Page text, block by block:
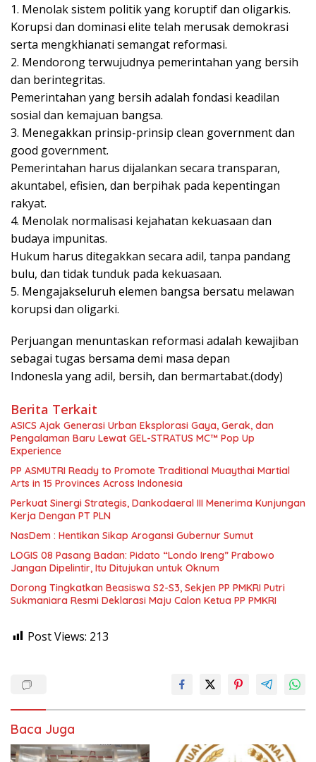
1. Menolak sistem politik yang koruptif dan oligarkis.
Korupsi dan dominasi elite telah merusak demokrasi
serta mengkhianati semangat reformasi.
2. Mendorong terwujudnya pemerintahan yang bersih
dan berintegritas.
Pemerintahan yang bersih adalah fondasi keadilan
sosial dan kemajuan bangsa.
3. Menegakkan prinsip-prinsip clean government dan
good government.
Pemerintahan harus dijalankan secara transparan,
akuntabel, efisien, dan berpihak pada kepentingan
rakyat.
4. Menolak normalisasi kejahatan kekuasaan dan
budaya impunitas.
Hukum harus ditegakkan secara adil, tanpa pandang
bulu, dan tidak tunduk pada kekuasaan.
5. Mengajakseluruh elemen bangsa bersatu melawan
korupsi dan oligarki.
Perjuangan menuntaskan reformasi adalah kewajiban
sebagai tugas bersama demi masa depan
Indonesla yang adil, bersih, dan bermartabat.(dody)
Berita Terkait
ASICS Ajak Generasi Urban Eksplorasi Gaya, Gerak, dan
Pengalaman Baru Lewat GEL-STRATUS MC™ Pop Up
Experience
PP ASMUTRI Ready to Promote Traditional Muaythai Martial
Arts in 15 Provinces Across Indonesia
Perkuat Sinergi Strategis, Dankodaeral III Menerima Kunjungan
Kerja Dengan PT PLN
NasDem : Hentikan Sikap Arogansi Gubernur Sumut
LOGIS 08 Pasang Badan: Pidato “Londo Ireng” Prabowo
Jangan Dipelintir, Itu Ditujukan untuk Oknum
Dorong Tingkatkan Beasiswa S2-S3, Sekjen PP PMKRI Putri
Sukmaniara Resmi Deklarasi Maju Calon Ketua PP PMKRI
Post Views: 213
Baca Juga